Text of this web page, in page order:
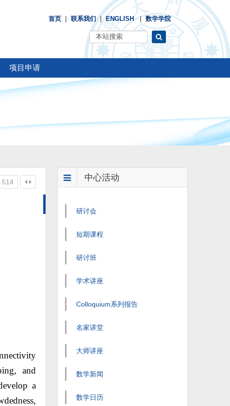
首页| 联系我们|ENGLISH|数学学院
项目申请
514
and
a
中心活动
研讨会
短期课程
研讨班
学术讲座
Colloquium系列报告
名家讲堂
大师讲座
数学新闻
数学日历